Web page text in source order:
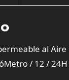
al Aire
/ 12 / 24H